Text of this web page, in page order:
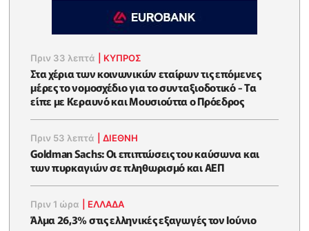
Πριν 33 λεπτά ΚΥΠΡΟΣ
Στα χέρια των κοινωνικών εταίρων τις επόμενες
μέρες το νομοσχέδιο για το συνταξιοδοτικό - Τα
είπε με Κεραυνό και Μουσιούττα ο Πρόεδρος
Πριν 53 λεπτά |ΔΙΕΘΝΗ
Goldman Sachs: Οι επιπτώσεις του καύσωνα και
των πυρκαγιών σε πληθωρισμό και ΑΕΠ
Πριν 1 ώρα ΕΛΛΆΔΑ
Άλμα 26,3% στις ελληνικές εξαγωγές τον Ιούνιο